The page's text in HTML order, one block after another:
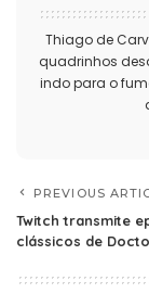
Thiago de
quadrinhos
indo para o
PREVIOUS
Twitch transmite
clássicos de